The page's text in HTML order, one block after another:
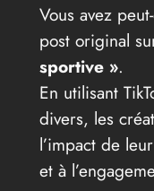
Vous avez
post original
sportive ».
En utilisant
divers, les
l’impact de
et à